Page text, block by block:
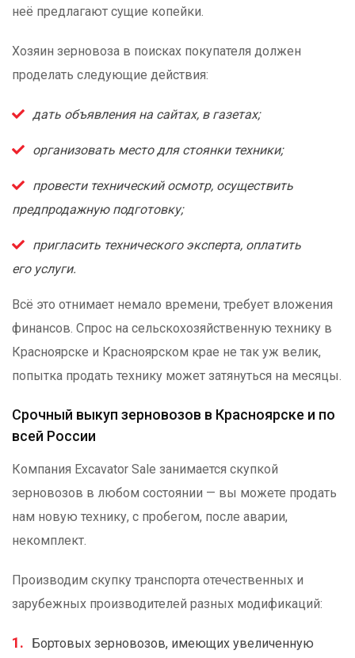
неё предлагают сущие копейки.
Хозяин зерновоза в поисках покупателя должен
проделать следующие действия:
дать объявления на сайтах, в газетах;
организовать место для стоянки техники;
провести технический осмотр, осуществить
предпродажную подготовку;
пригласить технического эксперта, оплатить
его услуги.
Всё это отнимает немало времени, требует вложения
финансов. Спрос на сельскохозяйственную технику в
Красноярске и Красноярском крае не так уж велик,
попытка продать технику может затянуться на месяцы.
Срочный выкуп зерновозов в Красноярске и по
всей России
Компания Excavator Sale занимается скупкой
зерновозов в любом состоянии — вы можете продать
нам новую технику, с пробегом, после аварии,
некомплект.
Производим скупку транспорта отечественных и
зарубежных производителей разных модификаций:
Бортовых зерновозов, имеющих увеличенную